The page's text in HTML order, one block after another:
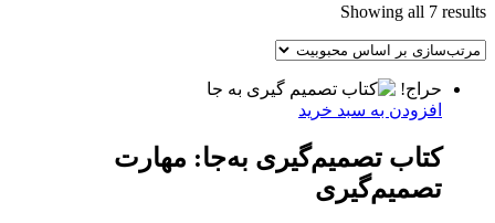
Showing all 7 results
popularity
حراج!
افزودن به سبد خرید
کتاب تصمیم‌گیری به‌جا: مهارت
تصمیم‌گیری